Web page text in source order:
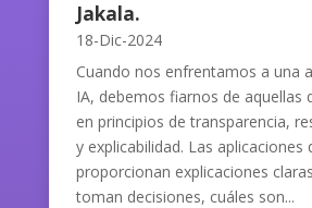
Jakala.
18-Dic-2024
Cuando nos enfrentamos a una
IA, debemos fiarnos de aquellas
en principios de transparencia,
y explicabilidad. Las aplicaciones
proporcionan explicaciones
toman decisiones, cuáles son...